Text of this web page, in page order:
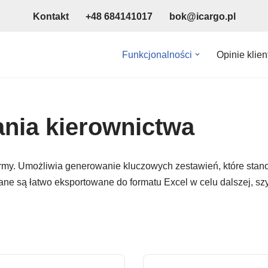
Kontakt +48 684141017 bok@icargo.pl
Funkcjonalności Opinie
kierownictwa
Umożliwia generowanie kluczowych zestawień, które
są łatwo eksportowane do formatu Excel w celu dalszej,